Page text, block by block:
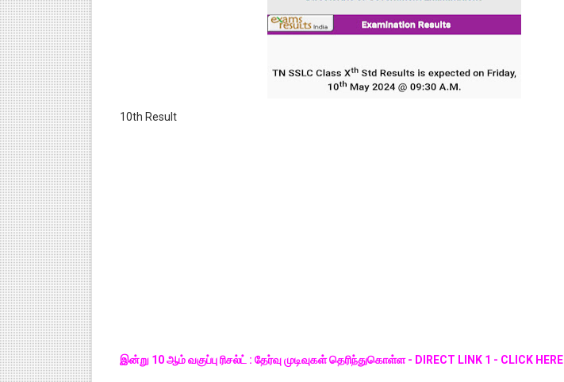
10th Result
இன்று 10 ஆம் வகுப்பு ரிசல்ட் : தேர்வு முடிவுகள் தெரிந்துகொள்ள - DIRECT LINK 1 - CLICK HERE